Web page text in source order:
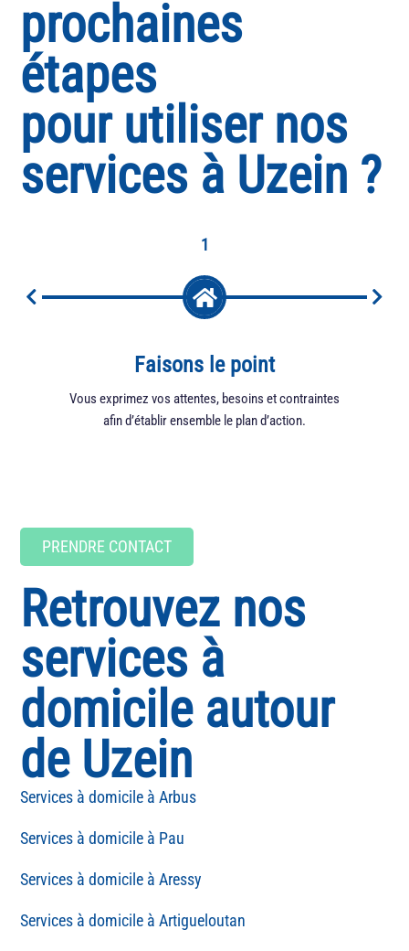
prochaines
étapes
pour utiliser nos
services à Uzein ?
1
Faisons le point
Vous exprimez vos attentes, besoins et contraintes
afin d’établir ensemble le plan d’action.
PRENDRE CONTACT
Retrouvez nos
services à
domicile autour
de Uzein
Arbus
Pau
Aressy
Artigueloutan